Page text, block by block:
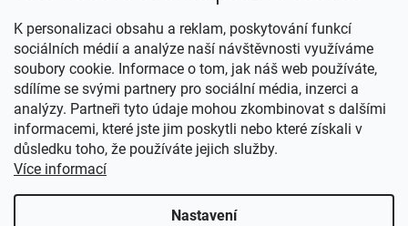
K personalizaci obsahu a reklam, poskytování funkcí
sociálních médií a analýze naší návštěvnosti využíváme
soubory cookie. Informace o tom, jak náš web používáte,
sdílíme se svými partnery pro sociální média, inzerci a
analýzy. Partneři tyto údaje mohou zkombinovat s dalšími
informacemi, které jste jim poskytli nebo které získali v
důsledku toho, že používáte jejich služby.
Více informací
Nastavení
Vytvořil Shoptet
Copyright 2026